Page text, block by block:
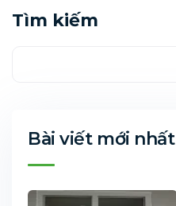
Tìm kiếm
Bài viết mới nhất